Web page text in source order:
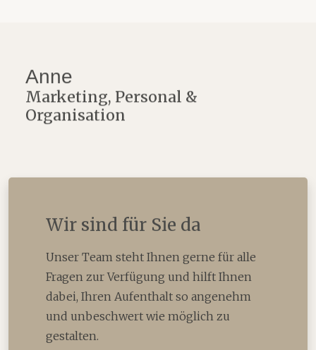
Wir sind für Sie da
Unser Team steht Ihnen gerne für alle
Fragen zur Verfügung und hilft Ihnen
dabei, Ihren Aufenthalt so angenehm
und unbeschwert wie möglich zu
gestalten.
Anne
Marketing, Personal &
Organisation